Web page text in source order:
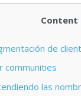
Content
de
communities
las